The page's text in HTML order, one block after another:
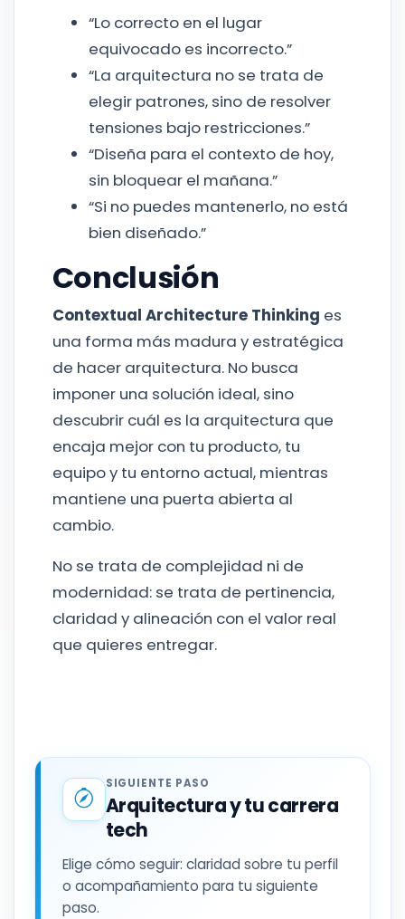
“Lo correcto en el lugar
equivocado es incorrecto.”
“La arquitectura no se trata de
elegir patrones, sino de resolver
tensiones bajo restricciones.”
“Diseña para el contexto de hoy,
sin bloquear el mañana.”
“Si no puedes mantenerlo, no está
bien diseñado.”
Conclusión
Contextual Architecture Thinking es
una forma más madura y estratégica
de hacer arquitectura. No busca
imponer una solución ideal, sino
descubrir cuál es la arquitectura que
encaja mejor con tu producto, tu
equipo y tu entorno actual, mientras
mantiene una puerta abierta al
cambio.
No se trata de complejidad ni de
modernidad: se trata de pertinencia,
claridad y alineación con el valor real
que quieres entregar.
SIGUIENTE PASO
Arquitectura y tu carrera
tech
Elige cómo seguir: claridad sobre tu perfil
o acompañamiento para tu siguiente
paso.